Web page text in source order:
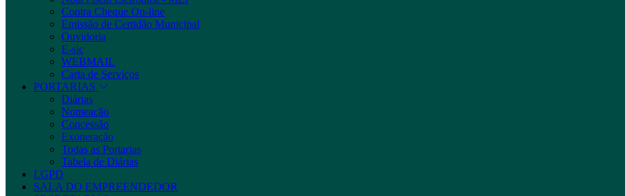
Contra Cheque On-line
Emissão de Certidão Municipal
Ouvidoria
E-sic
WEBMAIL
Carta de Serviços
PORTARIAS
Diárias
Nomeação
Concessão
Exoneração
Todas as Portarias
Tabela de Diárias
LGPD
SALA DO EMPREENDEDOR